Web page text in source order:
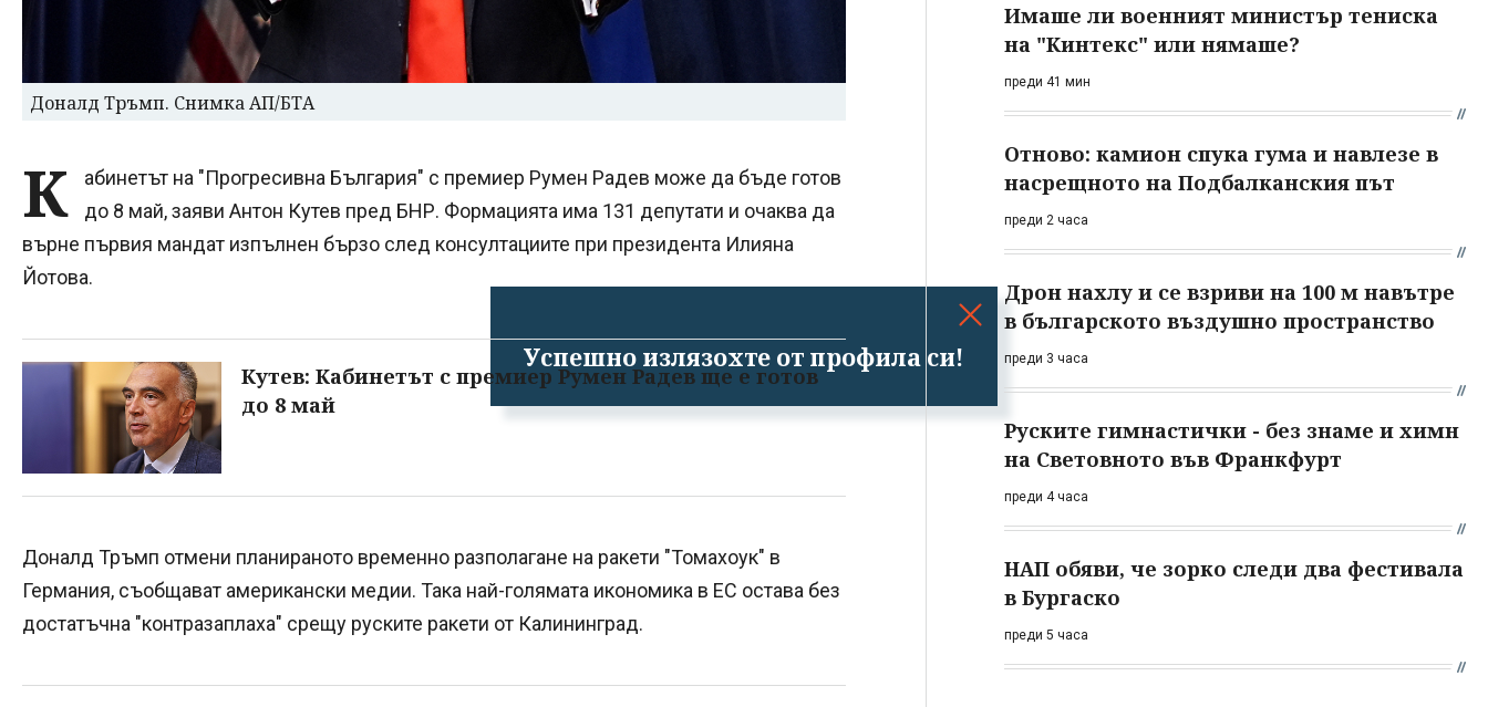
Успешно излязохте от профила си!
Доналд Тръмп. Снимка АП/БТА
К
абинетът на "Прогресивна България" с премиер Румен Радев може да бъде готов
до 8 май, заяви Антон Кутев пред БНР. Формацията има 131 депутати и очаква да
върне първия мандат изпълнен бързо след консултациите при президента Илияна
Йотова.
Кутев: Кабинетът с премиер Румен Радев ще е готов
до 8 май
Доналд Тръмп отмени планираното временно разполагане на ракети "Томахоук" в
Германия, съобщават американски медии. Така най-голямата икономика в ЕС остава без
достатъчна "контразаплаха" срещу руските ракети от Калининград.
Имаше ли военният министър тениска
на "Кинтекс" или нямаше?
преди 41 мин
Отново: камион спука гума и навлезе в
насрещното на Подбалканския път
преди 2 часа
Дрон нахлу и се взриви на 100 м навътре
в българското въздушно пространство
преди 3 часа
Руските гимнастички - без знаме и химн
на Световното във Франкфурт
преди 4 часа
НАП обяви, че зорко следи два фестивала
в Бургаско
преди 5 часа